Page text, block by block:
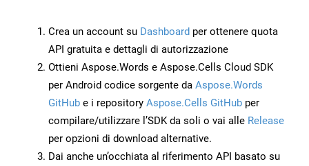
Crea un account su Dashboard per ottenere quota
API gratuita e dettagli di autorizzazione
Ottieni Aspose.Words e Aspose.Cells Cloud SDK
per Android codice sorgente da Aspose.Words
GitHub e i repository Aspose.Cells GitHub per
compilare/utilizzare l’SDK da soli o vai alle Release
per opzioni di download alternative.
Dai anche un’occhiata al riferimento API basato su